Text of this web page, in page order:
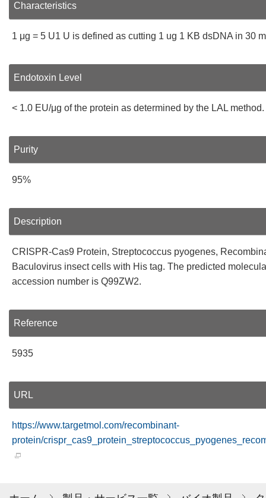
Characteristics
1 μg = 5 U1 U is defined as cutting 1 ug 1 KB dsDNA in 30
Endotoxin Level
< 1.0 EU/μg of the protein as determined by the LAL method.
Purity
95%
Description
CRISPR-Cas9 Protein, Streptococcus pyogenes,
Baculovirus insect cells with His tag. The predicted
accession number is Q99ZW2.
Reference
5935
URL
https://www.targetmol.com/recombinant-
protein/